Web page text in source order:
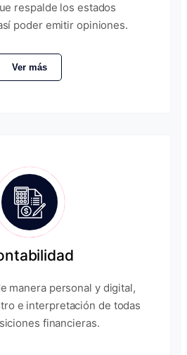
respalde los estados
poder emitir opiniones.
Ver más
manera personal y digital,
e interpretación de todas
financieras.